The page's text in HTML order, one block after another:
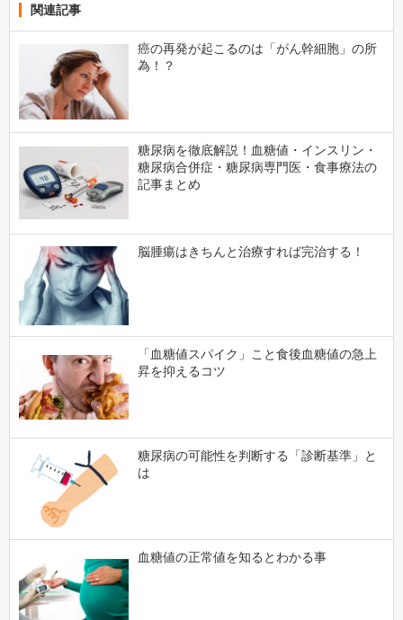
関連記事
癌の再発が起こるのは「がん幹細胞」の所
為！？
糖尿病を徹底解説！血糖値・インスリン・
糖尿病合併症・糖尿病専門医・食事療法の
記事まとめ
脳腫瘍はきちんと治療すれば完治する！
「血糖値スパイク」こと食後血糖値の急上
昇を抑えるコツ
糖尿病の可能性を判断する「診断基準」と
は
血糖値の正常値を知るとわかる事